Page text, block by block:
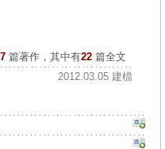
篇著作，其中有22篇全文
2012.03.05 建檔